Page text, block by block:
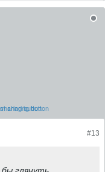
#13